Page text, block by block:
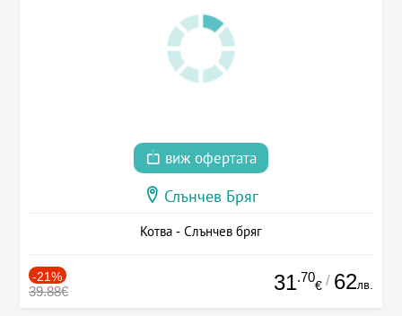
виж офертата
Слънчев Бряг
Котва - Слънчев бряг
-21%
39.88€ 31.70
€ / 62лв.